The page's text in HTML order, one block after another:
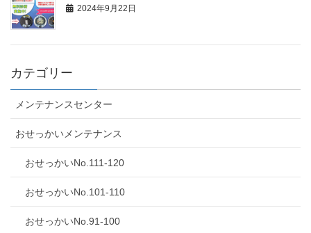
2024年9月22日
カテゴリー
メンテナンスセンター
おせっかいメンテナンス
おせっかいNo.111-120
おせっかいNo.101-110
おせっかいNo.91-100